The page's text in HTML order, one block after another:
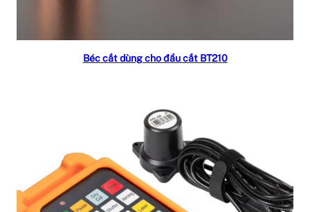
Read more
Béc cắt dùng cho đầu cắt BT210